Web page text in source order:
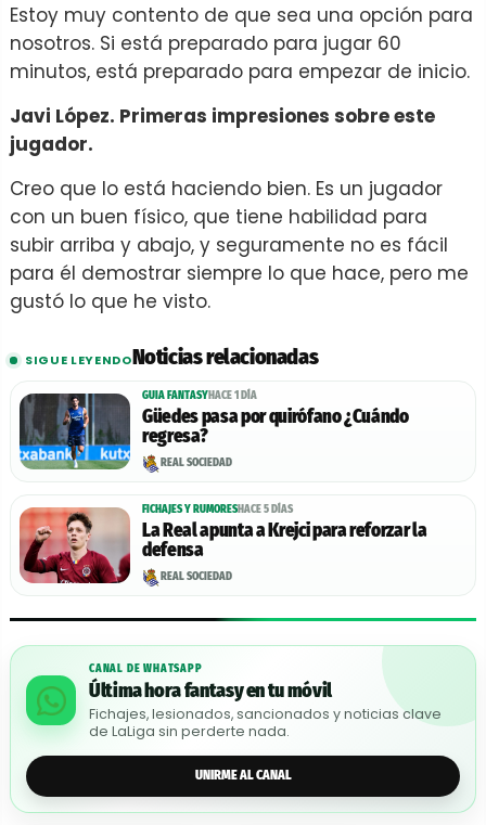
Estoy muy contento de que sea una opción para
nosotros. Si está preparado para jugar 60
minutos, está preparado para empezar de inicio.
Javi López. Primeras impresiones sobre este
jugador.
Creo que lo está haciendo bien. Es un jugador
con un buen físico, que tiene habilidad para
subir arriba y abajo, y seguramente no es fácil
para él demostrar siempre lo que hace, pero me
gustó lo que he visto.
SIGUE LEYENDONoticias relacionadas
GUIA FANTASYHACE 1 DÍA
Güedes pasa por quirófano ¿Cuándo
regresa?
REAL SOCIEDAD
FICHAJES Y RUMORESHACE 5 DÍAS
La Real apunta a Krejci para reforzar la
defensa
REAL SOCIEDAD
CANAL DE WHATSAPP
Última hora fantasy en tu móvil
Fichajes, lesionados, sancionados y noticias clave
de LaLiga sin perderte nada.
UNIRME AL CANAL